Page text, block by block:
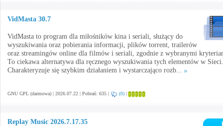
VidMasta 30.7
VidMasta to program dla miłośników kina i seriali, służący do
wyszukiwania oraz pobierania informacji, plików torrent, trailerów
oraz streamingów online dla filmów i seriali, zgodnie z wybranymi
To ciekawa alternatywa dla ręcznego wyszukiwania tych elementów w Sieci.
Charakteryzuje się szybkim działaniem i wystarczająco rozb...
GNU GPL (darmowa) | 2026.07.22 | Pobrań: 635 | (0) |
Replay Music 2026.7.17.35